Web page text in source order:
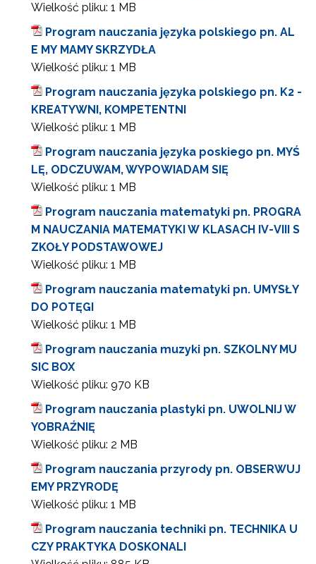
Wielkość pliku: 1 MB
Program nauczania języka polskiego pn. AL
E MY MAMY SKRZYDŁA
Wielkość pliku: 1 MB
Program nauczania języka polskiego pn. K2 -
KREATYWNI, KOMPETENTNI
Wielkość pliku: 1 MB
Program nauczania języka poskiego pn. MYŚ
LĘ, ODCZUWAM, WYPOWIADAM SIĘ
Wielkość pliku: 1 MB
Program nauczania matematyki pn. PROGRA
M NAUCZANIA MATEMATYKI W KLASACH IV-VIII S
ZKOŁY PODSTAWOWEJ
Wielkość pliku: 1 MB
Program nauczania matematyki pn. UMYSŁY
DO POTĘGI
Wielkość pliku: 1 MB
Program nauczania muzyki pn. SZKOLNY MU
SIC BOX
Wielkość pliku: 970 KB
Program nauczania plastyki pn. UWOLNIJ W
YOBRAŹNIĘ
Wielkość pliku: 2 MB
Program nauczania przyrody pn. OBSERWUJ
EMY PRZYRODĘ
Wielkość pliku: 1 MB
Program nauczania techniki pn. TECHNIKA U
CZY PRAKTYKA DOSKONALI